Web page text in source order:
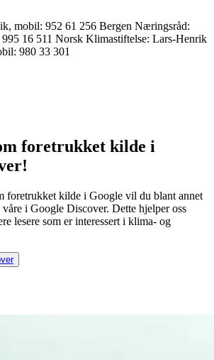
mobil: 952 61 256 Bergen Næringsråd:
16 511 Norsk Klimastiftelse: Lars-Henrik
980 33 301
foretrukket kilde i
foretrukket kilde i Google vil du blant annet
i Google Discover. Dette hjelper oss
lesere som er interessert i klima- og